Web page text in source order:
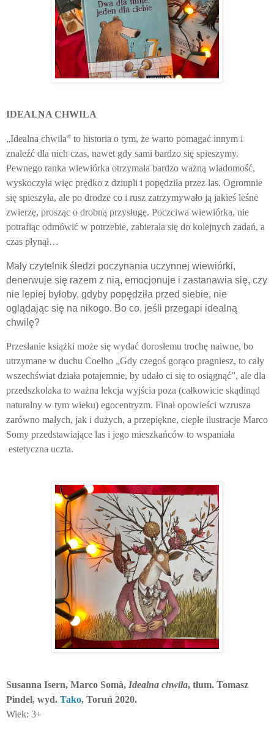
IDEALNA CHWILA
„Idealna chwila” to historia o tym, że warto pomagać innym i
znaleźć dla nich czas, nawet gdy sami bardzo się spieszymy.
Pewnego ranka wiewiórka otrzymała bardzo ważną wiadomość,
wyskoczyła więc prędko z dziupli i popędziła przez las. Ogromnie
się spieszyła, ale po drodze co i rusz zatrzymywało ją jakieś leśne
zwierzę, prosząc o drobną przysługę. Poczciwa wiewiórka, nie
potrafiąc odmówić w potrzebie, zabierała się do kolejnych zadań, a
czas płynął…
Mały czytelnik śledzi poczynania uczynnej wiewiórki,
denerwuje się razem z nią, emocjonuje i zastanawia się, czy
nie lepiej byłoby, gdyby popędziła przed siebie, nie
oglądając się na nikogo. Bo co, jeśli przegapi idealną
chwilę?
Przesłanie książki może się wydać dorosłemu trochę naiwne, bo
utrzymane w duchu Coelho „Gdy czegoś gorąco pragniesz, to cały
wszechświat działa potajemnie, by udało ci się to osiągnąć”, ale dla
przedszkolaka to ważna lekcja wyjścia poza (całkowicie skądinąd
naturalny w tym wieku) egocentryzm. Finał opowieści wzrusza
zarówno małych, jak i dużych, a przepiękne, ciepłe ilustracje Marco
Somy przedstawiające las i jego mieszkańców to wspaniała
estetyczna uczta.
Susanna Isern, Marco Somà, Idealna chwila, tłum. Tomasz
Pindel, wyd. Tako, Toruń 2020.
Wiek: 3+